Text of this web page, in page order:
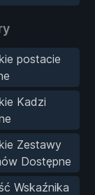
postacie
Kadzi
Zestawy
Dostępne
Wskaźnika